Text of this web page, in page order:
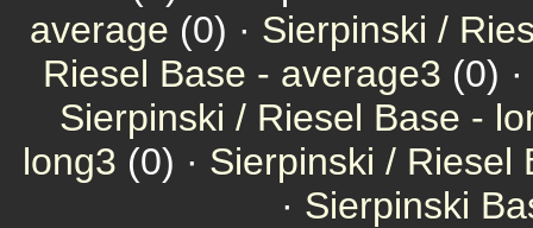
average (0) · Sierpinski /
Riesel Base - average3 (0) ·
Sierpinski / Riesel Base -
long3 (0) · Sierpinski / Riesel
· Sierpinski